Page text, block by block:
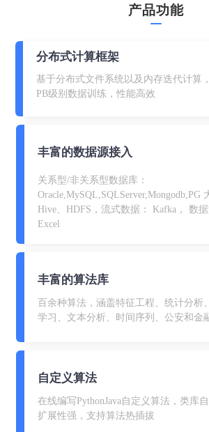
产品功能
分布式计算框架
基于分布式文件系统以及内存迭代计算
PB级别数据训练，性能高效
丰富的数据源接入
关系型/非关系型数据库：
Oracle,MySQL,SQLServer,Mongodb,PG
Hive、HDFS，流式数据： Kafka， 数据
Excel
丰富的算法库
百余种算法，涵盖特征工程、统计分析
学习、文本分析、时间序列、公安和金
自定义算法
在线编写PythonJava自定义算法，类库
扩展性强，支持算法热插拔